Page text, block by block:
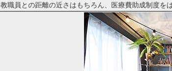
教職員との距離の近さはもちろん、医療費助成制度